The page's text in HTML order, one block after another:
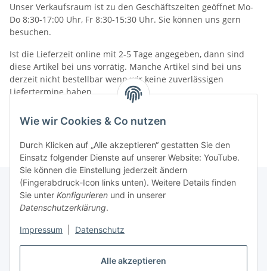
Alle akzeptieren
Wie wir Cookies & Co nutzen
Durch Klicken auf „Alle akzeptieren“ gestatten Sie den
Einsatz folgender Dienste auf unserer Website: YouTube.
Sie können die Einstellung jederzeit ändern
(Fingerabdruck-Icon links unten). Weitere Details finden
Sie unter Konfigurieren und in unserer
Datenschutzerklärung.
Impressum Datenschutz
Unser Verkaufsraum ist zu den Geschäftszeiten geöffnet Mo-
Do 8:30-17:00 Uhr, Fr 8:30-15:30 Uhr. Sie können uns gern
besuchen.
Ist die Lieferzeit online mit 2-5 Tage angegeben, dann sind
diese Artikel bei uns vorrätig. Manche Artikel sind bei uns
derzeit nicht bestellbar wenn wir keine zuverlässigen
Liefertermine haben.
Gesetzliche Informationen
Vertrag widerrufen